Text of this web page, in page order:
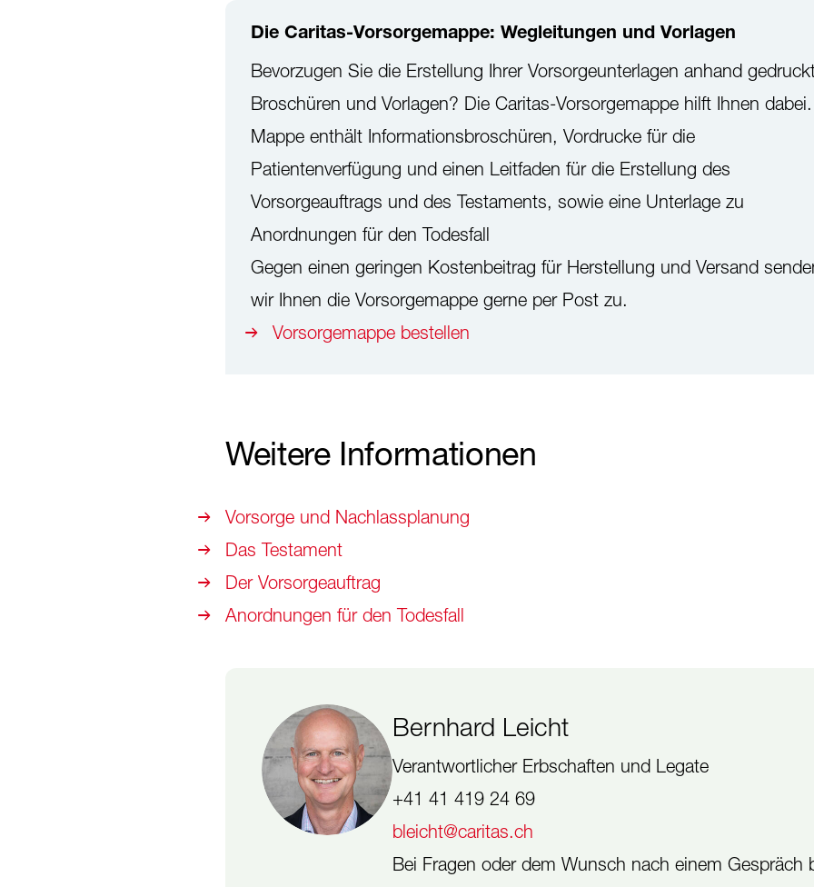
Die Caritas-Vorsorgemappe: Wegleitungen und Vorlagen
Bevorzugen Sie die Erstellung Ihrer Vorsorgeunterlagen anhand
Broschüren und Vorlagen? Die Caritas-Vorsorgemappe hilft Ihnen
Mappe enthält Informationsbroschüren, Vordrucke für die
Patientenverfügung und einen Leitfaden für die Erstellung des
Vorsorgeauftrags und des Testaments, sowie eine Unterlage zu
Anordnungen für den Todesfall
Gegen einen geringen Kostenbeitrag für Herstellung und Versand
wir Ihnen die Vorsorgemappe gerne per Post zu.
Vorsorgemappe bestellen
Weitere Informationen
Vorsorge und Nachlassplanung
Das Testament
Der Vorsorgeauftrag
Anordnungen für den Todesfall
Bernhard Leicht
Verantwortlicher Erbschaften und Legate
+41 41 419 24 69
bleicht@caritas.ch
Bei Fragen oder dem Wunsch nach einem Gespräch